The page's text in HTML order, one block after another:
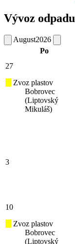
Vývoz odpadu
August2026
Po
27
Zvoz plastov
Bobrovec
(Liptovský
Mikuláš)
3
10
Zvoz plastov
Bobrovec
(Liptovský